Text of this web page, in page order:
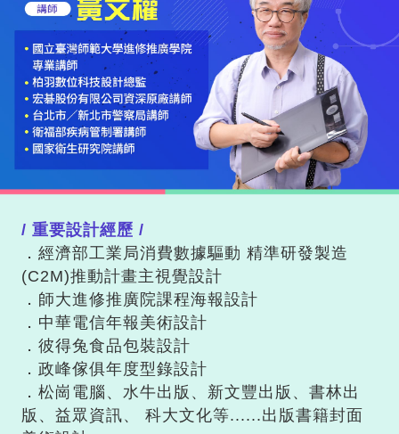
/ 重要設計經歷 /
．經濟部工業局消費數據驅動 精準研發製造
(C2M)推動計畫主視覺設計
．師大進修推廣院課程海報設計
．中華電信年報美術設計
．彼得兔食品包裝設計
．政峰傢俱年度型錄設計
．松崗電腦、水牛出版、新文豐出版、書林出
版、益眾資訊、 科大文化等......出版書籍封面